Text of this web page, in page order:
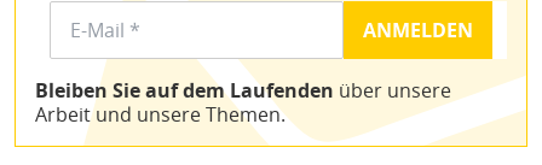
Bleiben Sie auf dem Laufenden über unsere
Arbeit und unsere Themen.